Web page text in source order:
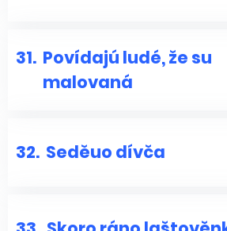
31. Povídajú ludé, že su
malovaná
32. Seděuo dívča